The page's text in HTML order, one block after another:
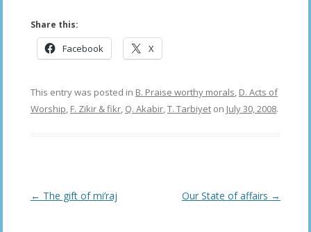
Share this:
Facebook X
This entry was posted in B. Praise worthy morals, D. Acts of
Worship, F. Zikir & fikr, Q. Akabir,T. Tarbiyet on July 30, 2008.
Post
← The gift of mi’raj Our State of affairs →